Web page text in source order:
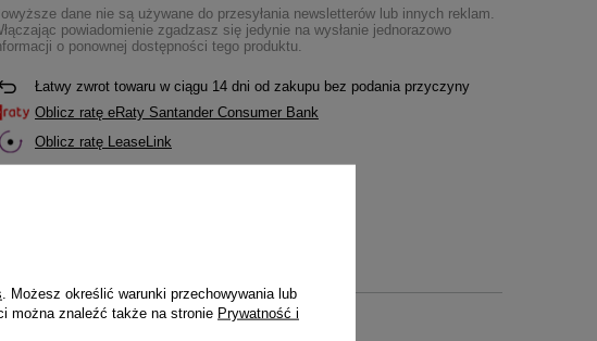
dane nie są używane do przesyłania newsletterów lub innych reklam.
powiadomienie zgadzasz się jedynie na wysłanie jednorazowo
o ponownej dostępności tego produktu.
Łatwy zwrot towaru w ciągu 14dni od zakupu bez podania przyczyny
Oblicz ratę eRaty Santander Consumer Bank
Oblicz ratę LeaseLink
. Możesz określić warunki przechowywania lub
można znaleźć także na stronie Prywatność i